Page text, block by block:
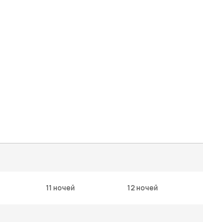
11 ночей 12 ночей